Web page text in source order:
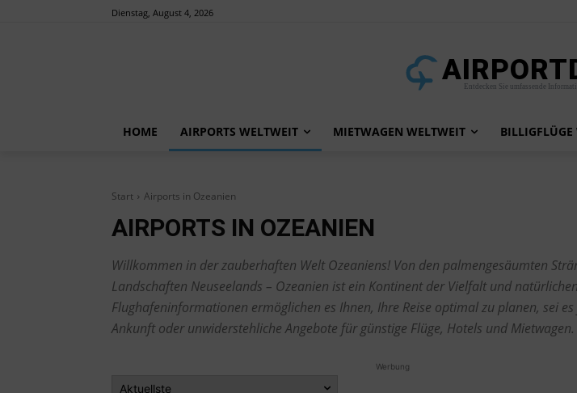
Dienstag, August 4, 2026
Entdecken Sie umfassende
HOME AIRPORTS WELTWEIT MIETWAGEN WELTWEIT BILLIGFLÜGE
Start Airports in Ozeanien
AIRPORTS IN OZEANIEN
Willkommen in der zauberhaften Welt Ozeaniens! Von den palmengesäumten
Landschaften Neuseelands – Ozeanien ist ein Kontinent der Vielfalt und
Flughafeninformationen ermöglichen es Ihnen, Ihre Reise optimal zu planen, sei
Ankunft oder unwiderstehliche Angebote für günstige Flüge, Hotels und Mietwagen.
Werbung